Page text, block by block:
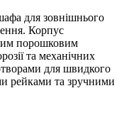
для зовнішнього
Корпус
порошковим
та механічних
для швидкого
рейками та зручними